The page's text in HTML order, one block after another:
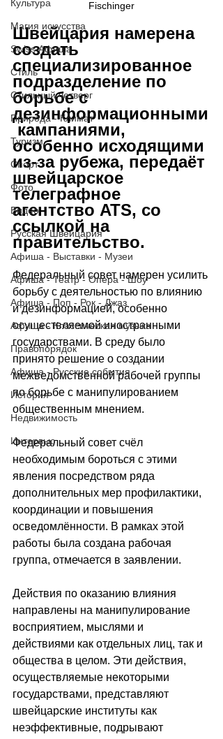
Культура
Магия искусства
Swiss Афиша
Стиль
Стильный четверг
Природа - Климат
Туризм
Спорт
Фото
Видео
Русская Швейцария
Афиша - Выставки - Музеи
Афиша - Театр - Опера - Шоу
Афиша - Поп - Рок - Джаз
Афиша - Классическая музыка
Правопорядок
Афиша - Русские события
История
Недвижимость
Интервью
Fischinger
Швейцария намерена
создать
специализированное
подразделение по
борьбе с
дезинформационными
кампаниями,
особенно исходящими
из-за рубежа, передаёт
швейцарское
телеграфное
агентство ATS, со
ссылкой на
правительство.
Федеральный совет намерен усилить
борьбу с деятельностью по влиянию
и дезинформацией, особенно
осуществляемой иностранными
государствами. В среду было
принято решение о создании
межведомственной рабочей группы
по борьбе с манипулированием
общественным мнением.
Федеральный совет счёл
необходимым бороться с этими
явления посредством ряда
дополнительных мер профилактики,
координации и повышения
осведомлённости. В рамках этой
работы была создана рабочая
группа, отмечается в заявлении.
Действия по оказанию влияния
направлены на манипулирование
восприятием, мыслями и
действиями как отдельных лиц, так и
общества в целом. Эти действия,
осуществляемые некоторыми
государствами, представляют
швейцарские институты как
неэффективные, подрывают